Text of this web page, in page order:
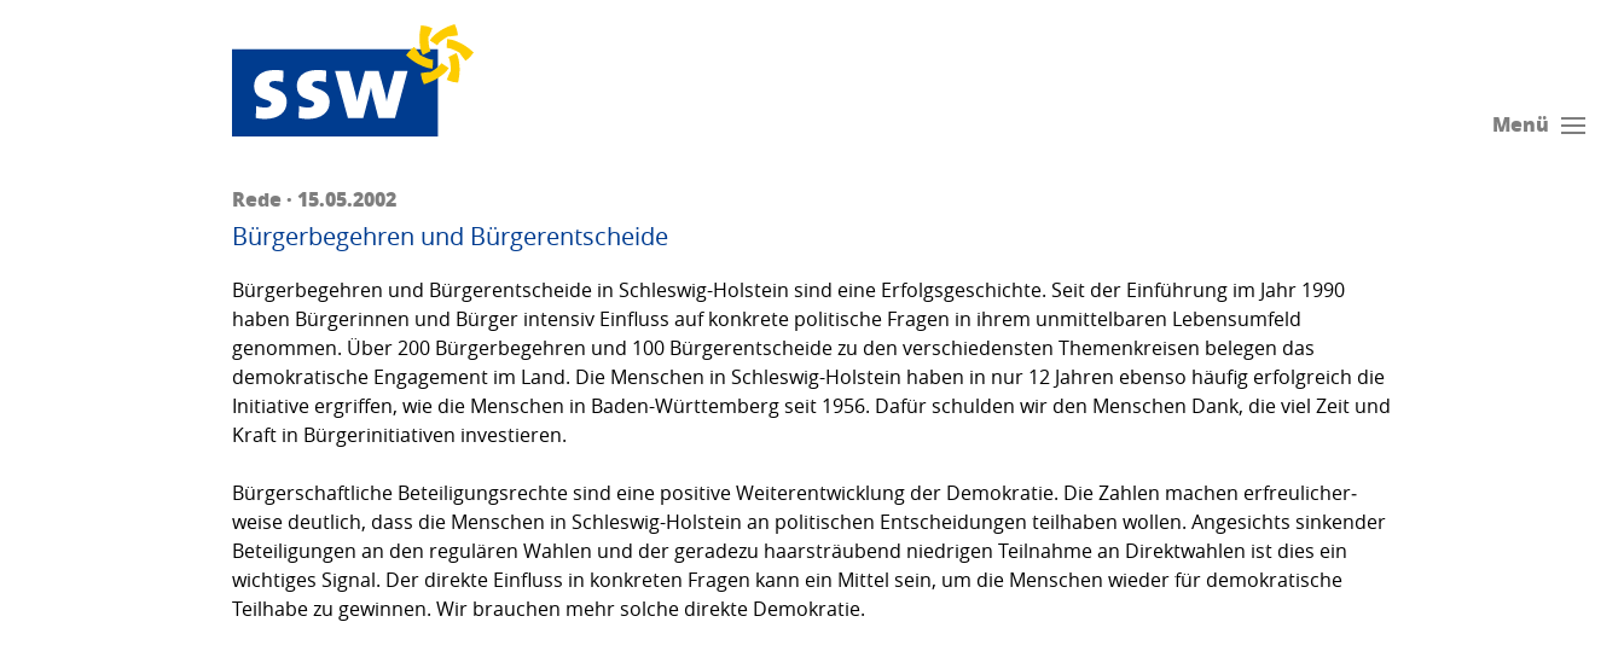
Menü
Rede · 15.05.2002
Bürgerbegehren und Bürgerentscheide
Bürgerbegehren und Bürgerentscheide in Schleswig-Holstein sind eine Erfolgs­geschich­te. Seit der Einführung im Jahr 1990
haben Bürgerinnen und Bürger intensiv Einfluss auf konkrete poli­ti­sche Fragen in ihrem unmittelbaren Lebensumfeld
genommen. Über 200 Bürger­begeh­ren und 100 Bür­ger­entscheide zu den verschie­den­­­sten Themenkreisen belegen das
demokratische Engagement im Land. Die Menschen in Schleswig-Hol­stein haben in nur 12 Jahren ebenso häufig erfolgreich die
Initiative ergriffen, wie die Menschen in Baden-Württemberg seit 1956. Dafür schulden wir den Menschen Dank, die viel Zeit und
Kraft in Bürgerinitiativen investieren.
Bürgerschaftliche Beteiligungsrechte sind eine positive Weiterentwicklung der Demokratie. Die Zahlen machen erfreu­licher­
weise deut­lich, dass die Menschen in Schleswig-Holstein an politi­schen Ent­schei­dun­gen teilhaben wollen. Ange­sichts sinkender
Beteiligungen an den re­gu­lä­ren Wah­­­len und der gerade­zu haar­sträuben­d niedrigen Teilnahme an Direktwahlen ist dies ein
wich­tiges Signal. Der direkte Ein­fluss in konkreten Fragen kann ein Mittel sein, um die Menschen wieder für demokra­tische
Teilhabe zu gewinnen. Wir brauchen mehr solche direkte Demokratie.